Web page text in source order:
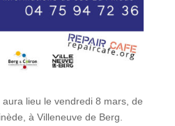
lieu le vendredi 8 mars, de
à Villeneuve de Berg.